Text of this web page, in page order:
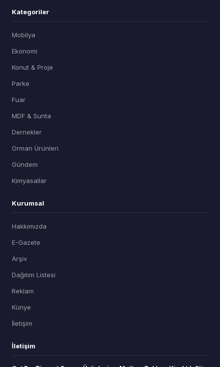
Kategoriler
Mobilya
Ekonomi
Konut & Proje
Parke
Fuar
MDF & Sunta
Dernekler
Orman Ürünleri
Gündem
Kimyasallar
Kurumsal
Hakkımızda
E-Gazete
Arşiv
Dağıtım Listesi
Reklam
Künye
İletişim
İletişim